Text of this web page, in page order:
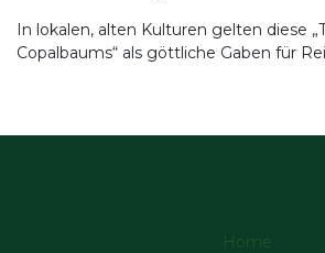
In lokalen, alten Kulturen gelten diese
Copalbaums“ als göttliche Gaben für
Home